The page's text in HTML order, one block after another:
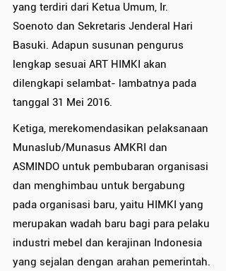
yang terdiri dari Ketua Umum, Ir.
Soenoto dan Sekretaris Jenderal Hari
Basuki. Adapun susunan pengurus
lengkap sesuai ART HIMKI akan
dilengkapi selambat- lambatnya pada
tanggal 31 Mei 2016.
Ketiga, merekomendasikan pelaksanaan
Munaslub/Munasus AMKRI dan
ASMINDO untuk pembubaran organisasi
dan menghimbau untuk bergabung
pada organisasi baru, yaitu HIMKI yang
merupakan wadah baru bagi para pelaku
industri mebel dan kerajinan Indonesia
yang sejalan dengan arahan pemerintah.